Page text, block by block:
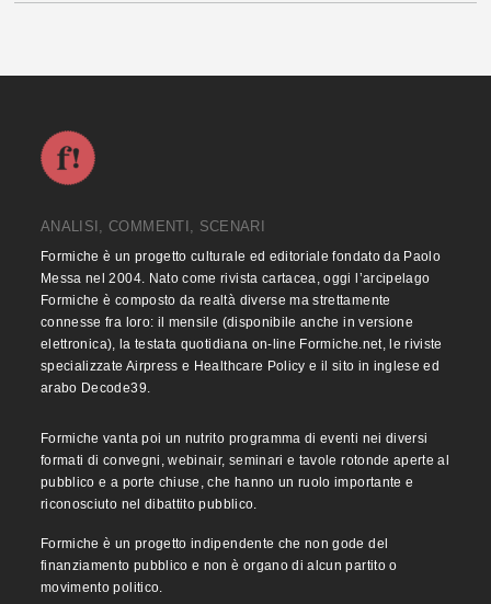
ANALISI, COMMENTI, SCENARI
Formiche è un progetto culturale ed editoriale fondato da Paolo
Messa nel 2004. Nato come rivista cartacea, oggi l’arcipelago
Formiche è composto da realtà diverse ma strettamente
connesse fra loro: il mensile (disponibile anche in versione
elettronica), la testata quotidiana on-line Formiche.net, le riviste
specializzate Airpress e Healthcare Policy e il sito in inglese ed
arabo Decode39.
Formiche vanta poi un nutrito programma di eventi nei diversi
formati di convegni, webinair, seminari e tavole rotonde aperte al
pubblico e a porte chiuse, che hanno un ruolo importante e
riconosciuto nel dibattito pubblico.
Formiche è un progetto indipendente che non gode del
finanziamento pubblico e non è organo di alcun partito o
movimento politico.